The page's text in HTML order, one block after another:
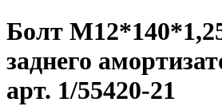
Болт
заднего
арт. 1/55420-21